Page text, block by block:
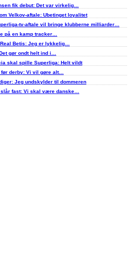
fik debut: Det var virkelig…
Velkov-aftale: Ubetinget loyalitet
tv-aftale vil bringe klubberne milliarder…
på en kamp tracker…
Betis: Jeg er lykkelig…
gør ondt helt ind i…
skal spille Superliga: Helt vildt
derby: Vi vil gøre alt…
Jeg undskylder til dommeren
slår fast: Vi skal være danske…